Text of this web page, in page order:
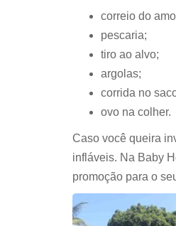
correio do
pescaria;
tiro ao alvo;
argolas;
corrida no
ovo na colher.
Caso você queira
infláveis. Na Baby
promoção para o